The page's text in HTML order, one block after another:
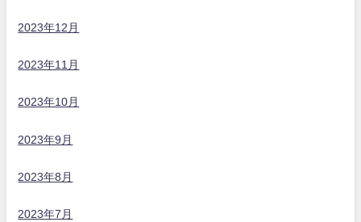
2023年12月
2023年11月
2023年10月
2023年9月
2023年8月
2023年7月